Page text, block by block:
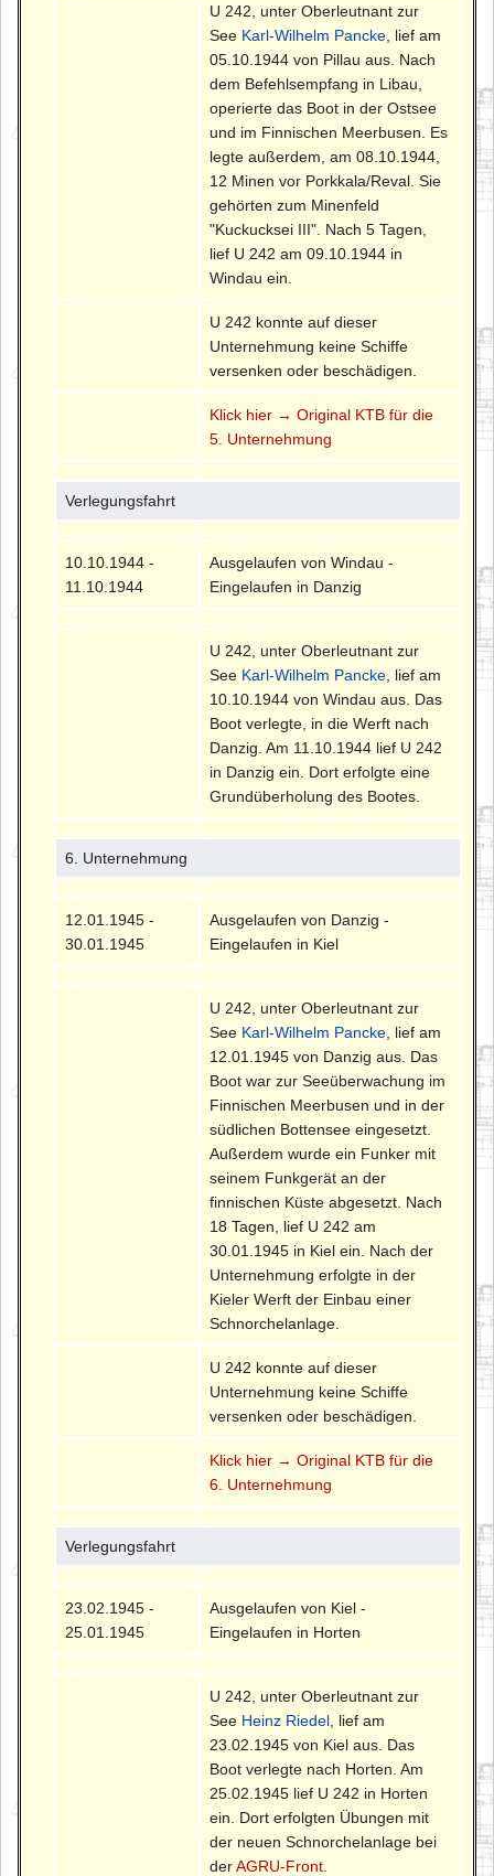
U 242, unter Oberleutnant zur
See Karl-Wilhelm Pancke , lief am
05.10.1944 von Pillau aus. Nach
dem Befehlsempfang in Libau,
operierte das Boot in der Ostsee
und im Finnischen Meerbusen. Es
legte außerdem, am 08.10.1944,
12 Minen vor Porkkala/Reval. Sie
gehörten zum Minenfeld
"Kuckucksei III". Nach 5 Tagen,
lief U 242 am 09.10.1944 in
Windau ein.
U 242 konnte auf dieser
Unternehmung keine Schiffe
versenken oder beschädigen.
Klick hier → Original KTB für die
5. Unternehmung
Verlegungsfahrt
10.10.1944 -
11.10.1944
Ausgelaufen von Windau -
Eingelaufen in Danzig
U 242, unter Oberleutnant zur
See Karl-Wilhelm Pancke , lief am
10.10.1944 von Windau aus. Das
Boot verlegte, in die Werft nach
Danzig. Am 11.10.1944 lief U 242
in Danzig ein. Dort erfolgte eine
Grundüberholung des Bootes.
6. Unternehmung
12.01.1945 -
30.01.1945
Ausgelaufen von Danzig -
Eingelaufen in Kiel
U 242, unter Oberleutnant zur
See Karl-Wilhelm Pancke , lief am
12.01.1945 von Danzig aus. Das
Boot war zur Seeüberwachung im
Finnischen Meerbusen und in der
südlichen Bottensee eingesetzt.
Außerdem wurde ein Funker mit
seinem Funkgerät an der
finnischen Küste abgesetzt. Nach
18 Tagen, lief U 242 am
30.01.1945 in Kiel ein. Nach der
Unternehmung erfolgte in der
Kieler Werft der Einbau einer
Schnorchelanlage.
U 242 konnte auf dieser
Unternehmung keine Schiffe
versenken oder beschädigen.
Klick hier → Original KTB für die
6. Unternehmung
Verlegungsfahrt
23.02.1945 -
25.01.1945
Ausgelaufen von Kiel -
Eingelaufen in Horten
U 242, unter Oberleutnant zur
See Heinz Riedel , lief am
23.02.1945 von Kiel aus. Das
Boot verlegte nach Horten. Am
25.02.1945 lief U 242 in Horten
ein. Dort erfolgten Übungen mit
der neuen Schnorchelanlage bei
derAGRU-Front